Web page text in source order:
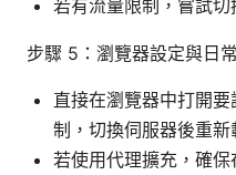
若有流量限制，嘗試切
步驟 5：瀏覽器設定與日
直接在瀏覽器中打開
制，切換伺服器後重新
若使用代理擴充，確